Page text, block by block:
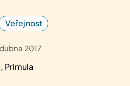
Veřejnost
2017